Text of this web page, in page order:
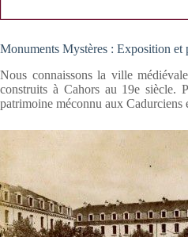
Monuments Mystères : Exposition et
Nous connaissons la ville
construits à Cahors au 19e siècle.
patrimoine méconnu aux Cadurciens